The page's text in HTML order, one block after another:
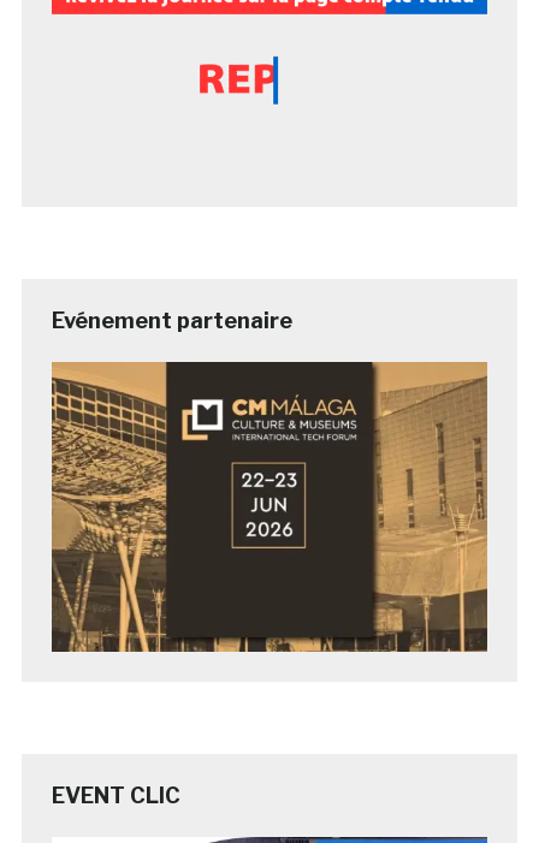
Evénement partenaire
EVENT CLIC